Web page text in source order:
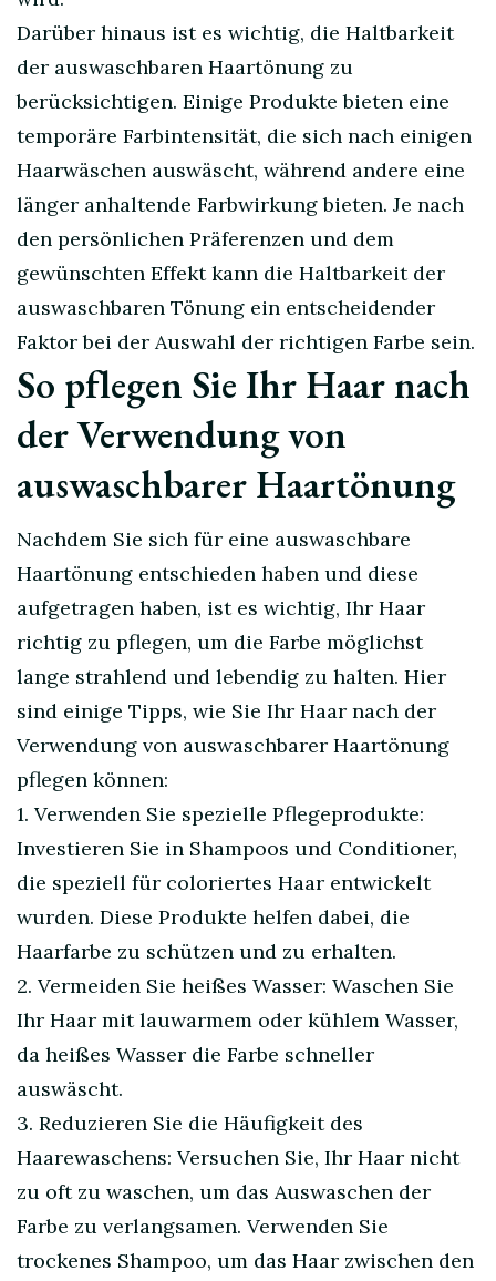
Darüber hinaus ist es wichtig, die Haltbarkeit
der auswaschbaren Haartönung zu
berücksichtigen. Einige Produkte bieten eine
temporäre Farbintensität, die sich nach einigen
Haarwäschen auswäscht, während andere eine
länger anhaltende Farbwirkung bieten. Je nach
den persönlichen Präferenzen und dem
gewünschten Effekt kann die Haltbarkeit der
auswaschbaren Tönung ein entscheidender
Faktor bei der Auswahl der richtigen Farbe sein.
So pflegen Sie Ihr Haar nach
der Verwendung von
auswaschbarer Haartönung
Nachdem Sie sich für eine auswaschbare
Haartönung entschieden haben und diese
aufgetragen haben, ist es wichtig, Ihr Haar
richtig zu pflegen, um die Farbe möglichst
lange strahlend und lebendig zu halten. Hier
sind einige Tipps, wie Sie Ihr Haar nach der
Verwendung von auswaschbarer Haartönung
pflegen können:
1. Verwenden Sie spezielle Pflegeprodukte:
Investieren Sie in Shampoos und Conditioner,
die speziell für coloriertes Haar entwickelt
wurden. Diese Produkte helfen dabei, die
Haarfarbe zu schützen und zu erhalten.
2. Vermeiden Sie heißes Wasser: Waschen Sie
Ihr Haar mit lauwarmem oder kühlem Wasser,
da heißes Wasser die Farbe schneller
auswäscht.
3. Reduzieren Sie die Häufigkeit des
Haarewaschens: Versuchen Sie, Ihr Haar nicht
zu oft zu waschen, um das Auswaschen der
Farbe zu verlangsamen. Verwenden Sie
trockenes Shampoo, um das Haar zwischen den